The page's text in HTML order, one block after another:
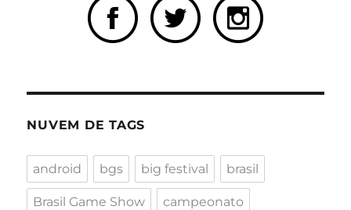
NUVEM DE TAGS
android bgs big festival brasil
Brasil Game Show campeonato